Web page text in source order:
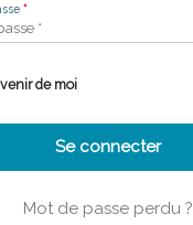
*
de moi
Se connecter
Mot de passe perdu ?